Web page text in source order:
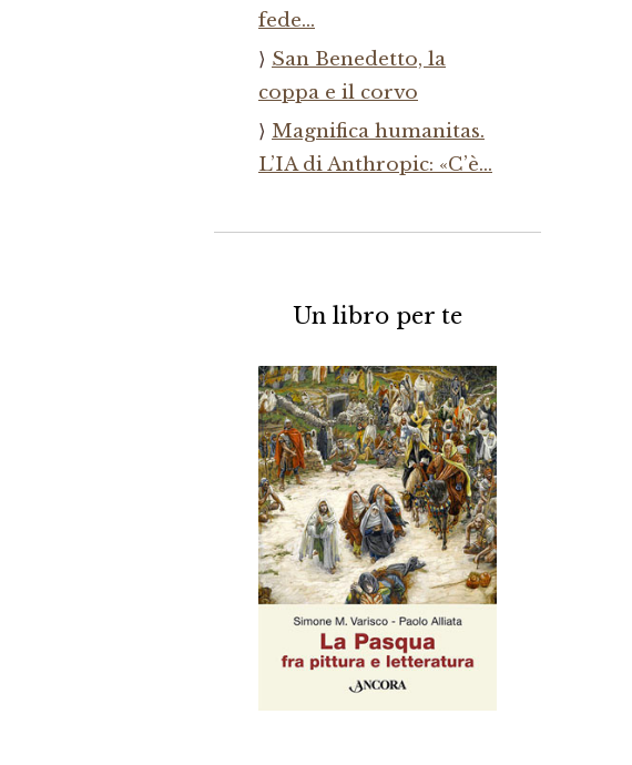
fede…
San Benedetto, la
coppa e il corvo
Magnifica humanitas.
L’IA di Anthropic: «C’è…
Un libro per te